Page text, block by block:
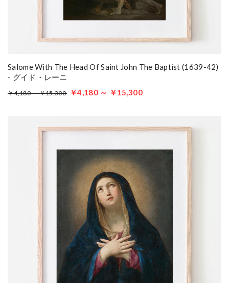
Salome With The Head Of Saint John The Baptist (1639-42)
- グイド・レーニ
￥4,180 ～ ￥15,300 ￥4,180 ～ ￥15,300